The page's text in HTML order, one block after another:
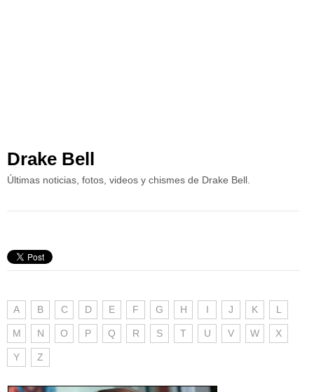
Drake Bell
Últimas noticias, fotos, videos y chismes de Drake Bell.
A B C D E F G H I J K L
M N O P Q R S T U V W X
Y Z